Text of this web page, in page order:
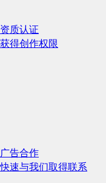
资质认证
获得创作权限
广告合作
快速与我们取得联系